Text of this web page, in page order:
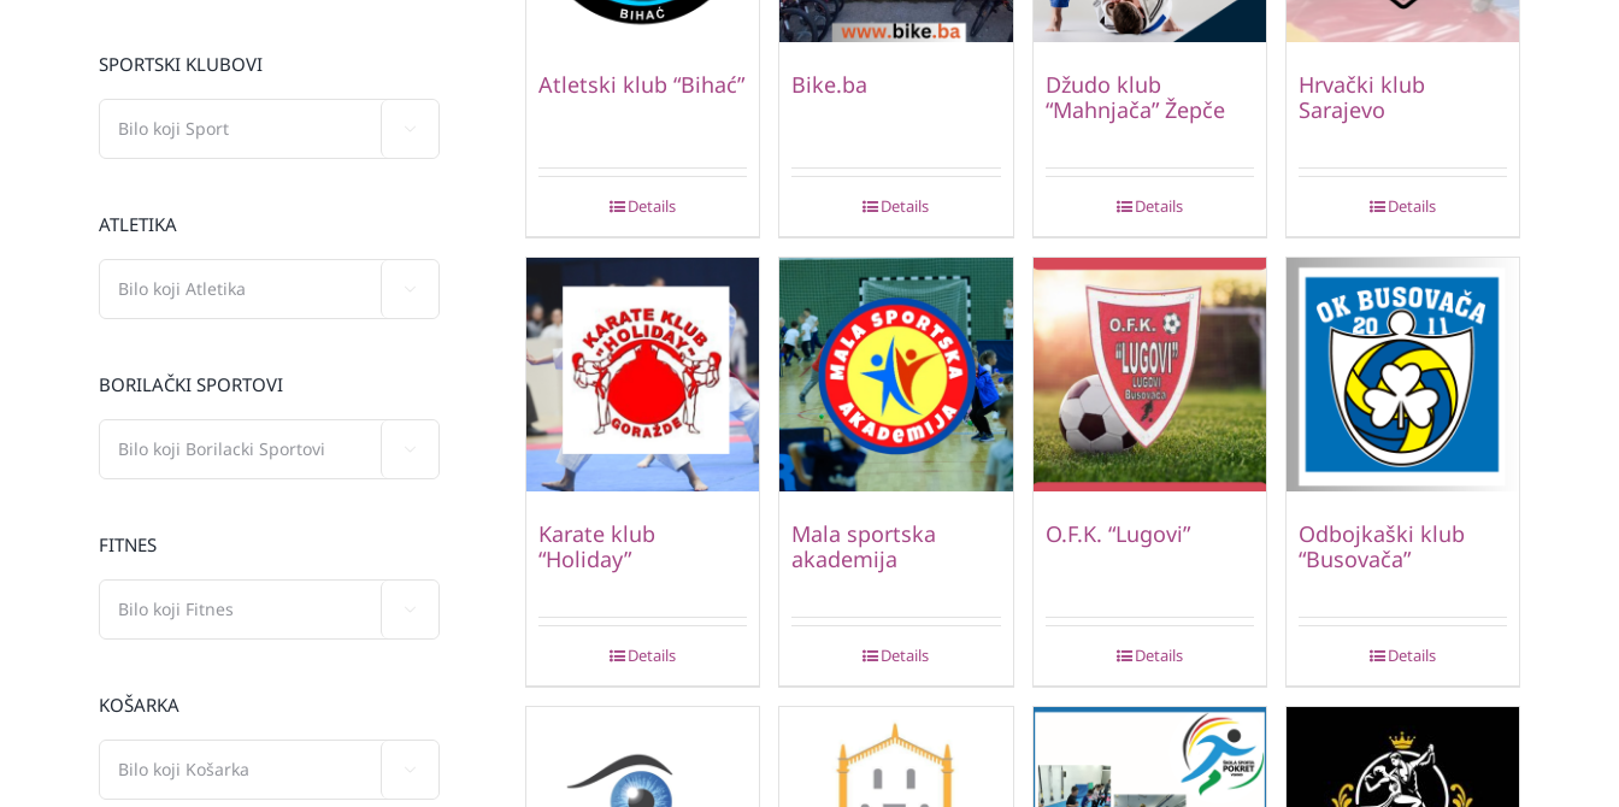
Atletski klub “Bihać”
Details
Bike.ba
Details
Džudo klub
“Mahnjača” Žepče
Details
Hrvački klub
Sarajevo
Details
Karate klub
“Holiday”
Details
Mala sportska
akademija
Details
O.F.K. “Lugovi”
Details
Odbojkaški klub
“Busovača”
Details
SPORTSKI KLUBOVI
ATLETIKA
BORILAČKI SPORTOVI
FITNES
KOŠARKA